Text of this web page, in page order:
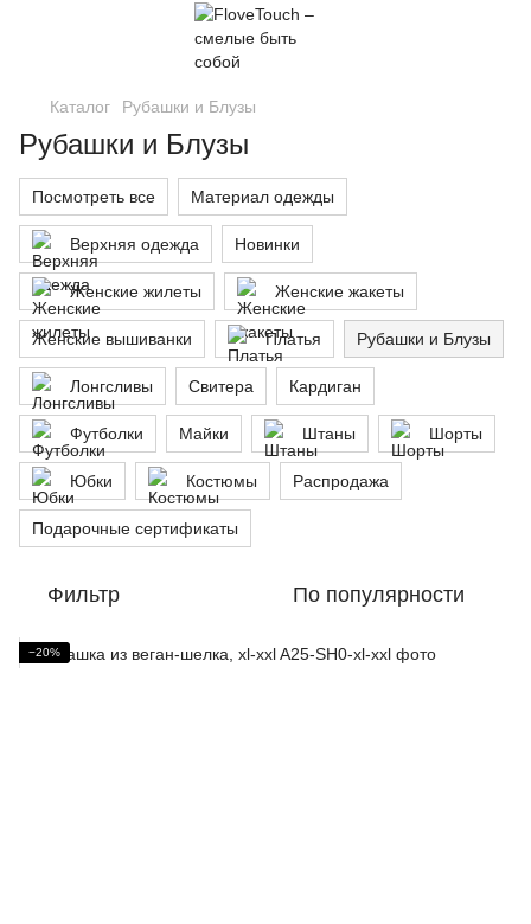
Каталог Рубашки и Блузы
Рубашки и Блузы
Посмотреть все Материал одежды
Верхняя одежда Новинки
Женские жилеты Женские жакеты
Женские вышиванки Платья Рубашки и Блузы
Лонгсливы Свитера Кардиган
Футболки Майки Штаны Шорты
Юбки Костюмы Распродажа
Подарочные сертификаты
Фильтр По популярности
−20%